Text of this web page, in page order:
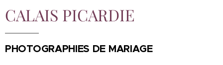
CALAIS PICARDIE
PHOTOGRAPHIES DE MARIAGE